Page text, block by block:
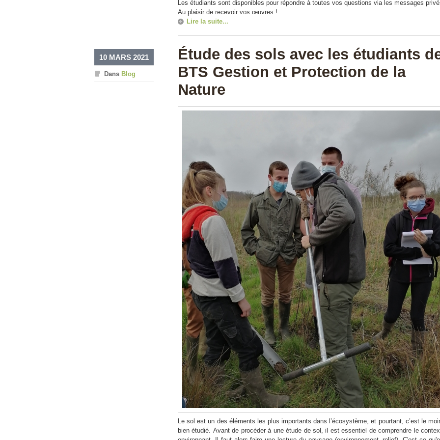
Les étudiants sont disponibles pour répondre à toutes vos questions via les messages
Au plaisir de recevoir vos œuvres !
Lire la suite...
Étude des sols avec les étudiants
BTS Gestion et Protection de la
Nature
10 MARS 2021
Dans Blog
Le sol est un des éléments les plus importants dans l’écosystème, et pourtant, c’est le
bien étudié. Avant de procéder à une étude de sol, il est essentiel de comprendre le